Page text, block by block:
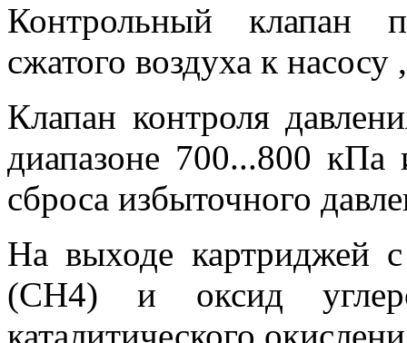
Контрольный клапан
сжатого воздуха к насосу
Клапан контроля
диапазоне 700...800 кПа
сброса избыточного
На выходе картриджей
(СН4) и оксид